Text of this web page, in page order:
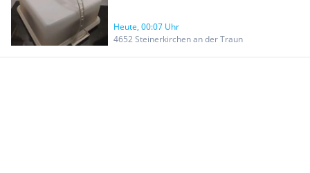
Heute, 00:07 Uhr
4652 Steinerkirchen an der Traun